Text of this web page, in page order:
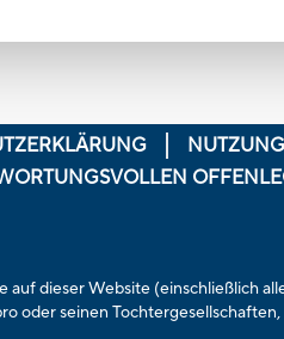
dieser Website (einschließlich
oder seinen